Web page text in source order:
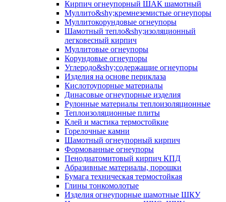
Кирпич огнеупорный ШАК шамотный
Муллито&shy;­кремнеземистые огнеупоры
Муллито­корундовые огнеупоры
Шамотный тепло&shy;изоляционный
легковесный кирпич
Муллитовые огнеупоры
Корундовые огнеупоры
Углеродо&shy;содержащие огнеупоры
Изделия на основе периклаза
Кислотоупорные материалы
Динасовые огнеупорные изделия
Рулонные материалы теплоизоляционные
Тепло­изоляционные плиты
Клей и мастика термостойкие
Горелочные камни
Шамотный огнеупорный кирпич
Формованные огнеупоры
Пенодиатомитовый кирпич КПД
Абразивные материалы, порошки
Бумага техническая термостойкая
Глины тонкомолотые
Изделия огнеупорные шамотные ШКУ